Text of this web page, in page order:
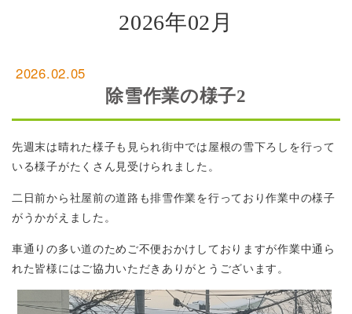
2026年02月
2026.02.05
除雪作業の様子2
先週末は晴れた様子も見られ街中では屋根の雪下ろしを行って
いる様子がたくさん見受けられました。
二日前から社屋前の道路も排雪作業を行っており作業中の様子
がうかがえました。
車通りの多い道のためご不便おかけしておりますが作業中通ら
れた皆様にはご協力いただきありがとうございます。